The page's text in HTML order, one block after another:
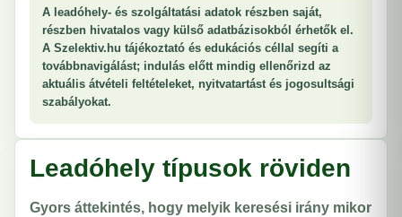
A leadóhely- és szolgáltatási adatok részben saját,
részben hivatalos vagy külső adatbázisokból érhetők el.
A Szelektiv.hu tájékoztató és edukációs céllal segíti a
továbbnavigálást; indulás előtt mindig ellenőrizd az
aktuális átvételi feltételeket, nyitvatartást és jogosultsági
szabályokat.
Leadóhely típusok röviden
Gyors áttekintés, hogy melyik keresési irány mikor